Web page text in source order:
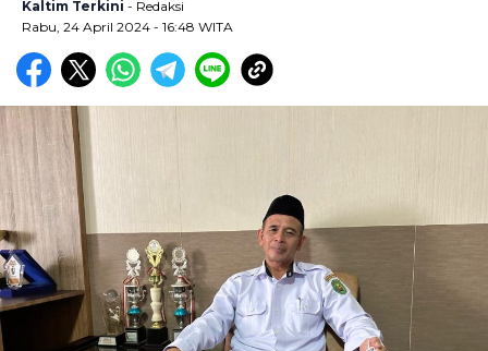
Kaltim Terkini - Redaksi
Rabu, 24 April 2024 - 16:48 WITA